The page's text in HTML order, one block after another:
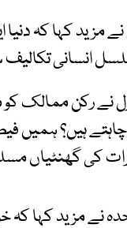
نے مزید کہا کہ
انسانی
نے رکن ممالک
چاہتے ہیں؟ ہمیں
کی گھنٹیاں
نے مزید کہا